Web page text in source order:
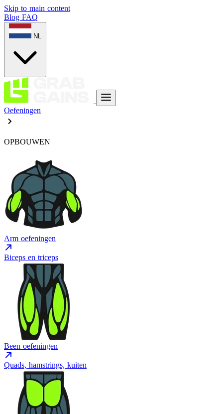
Skip to main content
Blog FAQ
NL
Oefeningen
OPBOUWEN
Arm oefeningen
Biceps en triceps
Been oefeningen
Quads, hamstrings, kuiten